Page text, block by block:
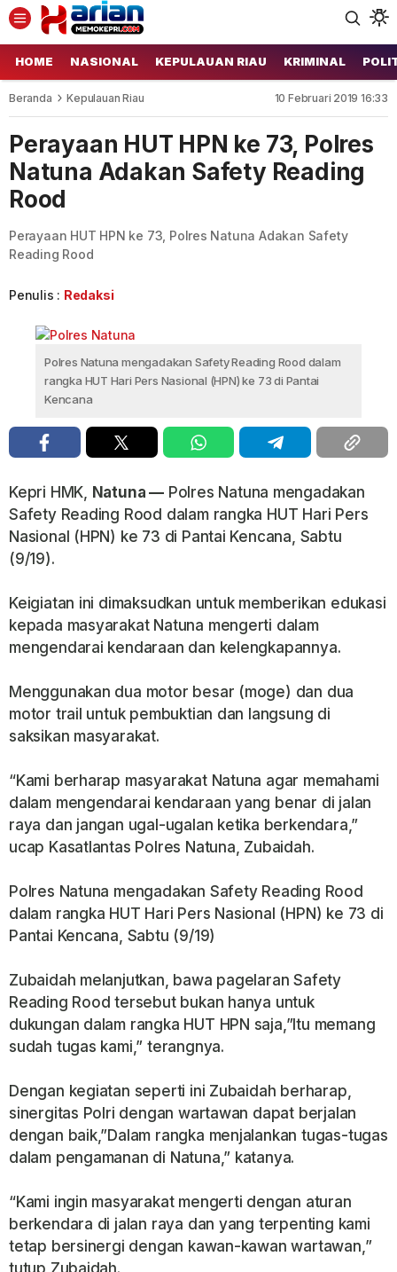
HOME NASIONAL KEPULAUAN RIAU KRIMINAL
Beranda Kepulauan Riau 10 Februari 2019 16:33
Perayaan HUT HPN ke 73, Polres
Natuna Adakan Safety Reading
Rood
Perayaan HUT HPN ke 73, Polres Natuna Adakan Safety
Reading Rood
Penulis : Redaksi
Polres Natuna mengadakan Safety Reading Rood dalam
rangka HUT Hari Pers Nasional (HPN) ke 73 di Pantai
Kencana
Kepri HMK, Natuna — Polres Natuna mengadakan
Safety Reading Rood dalam rangka HUT Hari Pers
Nasional (HPN) ke 73 di Pantai Kencana, Sabtu
(9/19).
Keigiatan ini dimaksudkan untuk memberikan edukasi
kepada masyarakat Natuna mengerti dalam
mengendarai kendaraan dan kelengkapannya.
Menggunakan dua motor besar (moge) dan dua
motor trail untuk pembuktian dan langsung di
saksikan masyarakat.
“Kami berharap masyarakat Natuna agar memahami
dalam mengendarai kendaraan yang benar di jalan
raya dan jangan ugal-ugalan ketika berkendara,”
ucap Kasatlantas Polres Natuna, Zubaidah.
Polres Natuna mengadakan Safety Reading Rood
dalam rangka HUT Hari Pers Nasional (HPN) ke 73 di
Pantai Kencana, Sabtu (9/19)
Zubaidah melanjutkan, bawa pagelaran Safety
Reading Rood tersebut bukan hanya untuk
dukungan dalam rangka HUT HPN saja,”Itu memang
sudah tugas kami,” terangnya.
Dengan kegiatan seperti ini Zubaidah berharap,
sinergitas Polri dengan wartawan dapat berjalan
dengan baik,”Dalam rangka menjalankan tugas-tugas
dalam pengamanan di Natuna,” katanya.
“Kami ingin masyarakat mengerti dengan aturan
berkendara di jalan raya dan yang terpenting kami
tetap bersinergi dengan kawan-kawan wartawan,”
tutup Zubaidah.